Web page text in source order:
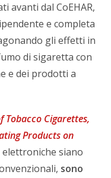
avanti dal CoEHAR,
e completa
gli effetti in
di sigaretta con
e dei prodotti a
Tobacco Cigarettes,
Products on
siano
sono